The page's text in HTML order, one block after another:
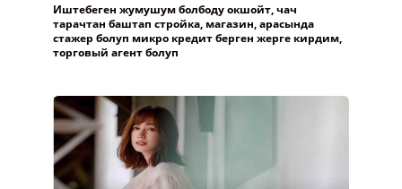
Иштебеген жумушум болбоду окшойт, чач
тарачтан баштап стройка, магазин, арасында
стажер болуп микро кредит берген жерге кирдим,
торговый агент болуп